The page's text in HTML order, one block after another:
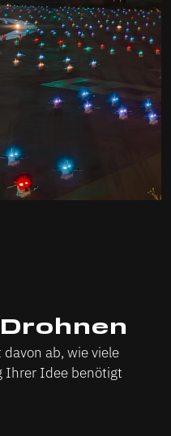
ab, wie viele
Ihrer Idee benötigt